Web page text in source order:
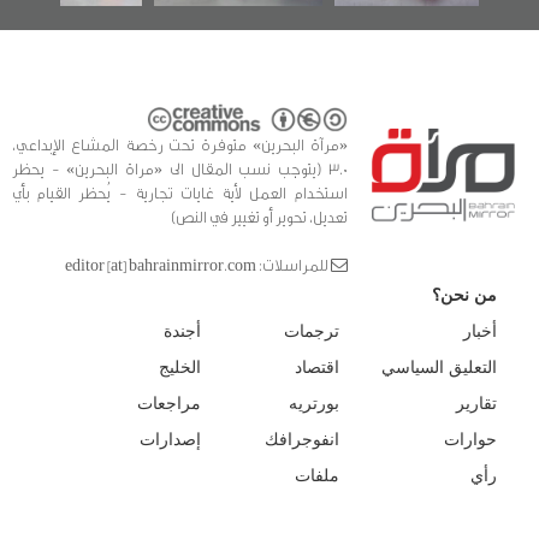
«مرآة البحرين» متوفرة تحت رخصة المشاع الإبداعي،
3.0 (يتوجب نسب المقال الى «مراة البحرين» - يحظر
استخدام العمل لأية غايات تجارية - يُحظر القيام بأي
تعديل، تحوير أو تغيير في النص)
للمراسلات: editor [at] bahrainmirror.com
من نحن؟
أخبار
التعليق السياسي
تقارير
حوارات
رأي
ترجمات
اقتصاد
بورتريه
انفوجرافك
ملفات
أجندة
الخليج
مراجعات
إصدارات